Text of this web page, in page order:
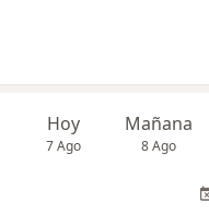
Hoy
7 Ago
Mañana
8 Ago